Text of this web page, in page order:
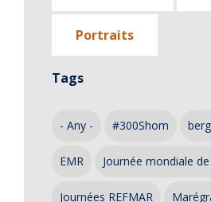
Portraits
Tags
- Any - #300Shom
EMR Journée mondiale
Journées REFMAR